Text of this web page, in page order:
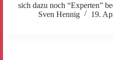
sich dazu noch “Experten”
Sven Hennig
19.